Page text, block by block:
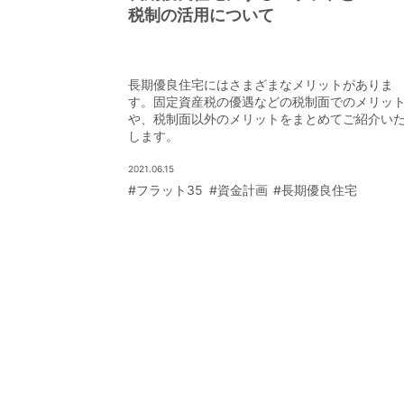
税制の活用について
長期優良住宅にはさまざまなメリットがありま
す。固定資産税の優遇などの税制面でのメリット
や、税制面以外のメリットをまとめてご紹介いた
します。
2021.06.15
#フラット35 #資金計画 #長期優良住宅